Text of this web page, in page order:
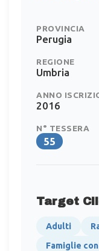
PROVINCIA
Perugia
REGIONE
Umbria
ANNO
2016
N° TESSERA
55
Target
Adulti
Famiglie